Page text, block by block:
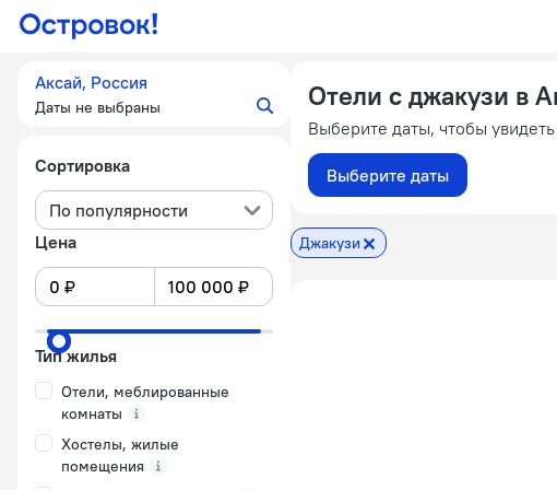
Аксай, Россия
Даты не выбраны
Сортировка
По популярности
Цена
Тип жилья
Отели, меблированные
комнаты
Хостелы, жилые
помещения
Отели с джакузи в
Выберите даты, чтобы
Выберите даты
Джакузи